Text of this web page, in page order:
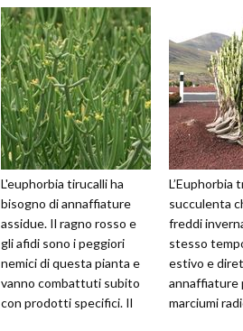
L'euphorbia tirucalli ha
bisogno di annaffiature
assidue. Il ragno rosso e
gli afidi sono i peggiori
nemici di questa pianta e
vanno combattuti subito
con prodotti specifici. Il
L’Euphorbia
succulenta
freddi
stesso
estivo e
annaffiature
marciumi